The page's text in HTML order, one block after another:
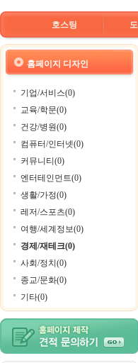
호스팅
홈페이지 디자인
기업/서비스(0)
교육/학문(0)
건강/병원(0)
컴퓨터/인터넷(0)
커뮤니티(0)
엔터테인먼트(0)
생활/가정(0)
레저/스포츠(0)
여행/세계정보(0)
경제/재테크(0)
사회/정치(0)
종교/문화(0)
기타(0)